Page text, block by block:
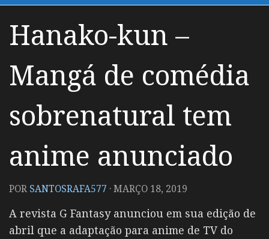
Hanako-kun –
Mangá de comédia
sobrenatural tem
anime anunciado
POR SANTOSRAFA577 ·MARÇO 18, 2019
A revista G Fantasy anunciou em sua edição de
abril que a adaptação para anime de TV do